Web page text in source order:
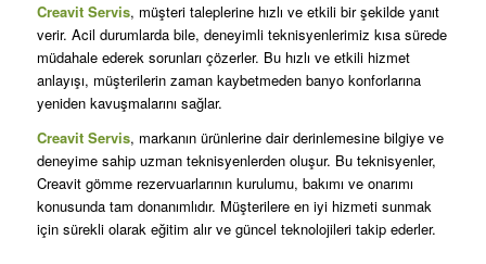
Creavit Servis, müşteri taleplerine hızlı ve etkili bir şekilde yanıt
verir. Acil durumlarda bile, deneyimli teknisyenlerimiz kısa sürede
müdahale ederek sorunları çözerler. Bu hızlı ve etkili hizmet
anlayışı, müşterilerin zaman kaybetmeden banyo konforlarına
yeniden kavuşmalarını sağlar.
Creavit Servis, markanın ürünlerine dair derinlemesine bilgiye ve
deneyime sahip uzman teknisyenlerden oluşur. Bu teknisyenler,
Creavit gömme rezervuarlarının kurulumu, bakımı ve onarımı
konusunda tam donanımlıdır. Müşterilere en iyi hizmeti sunmak
için sürekli olarak eğitim alır ve güncel teknolojileri takip ederler.